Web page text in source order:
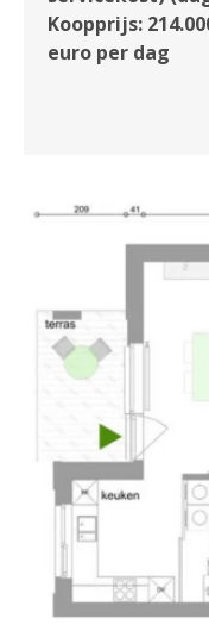
Koopprijs:
euro per dag